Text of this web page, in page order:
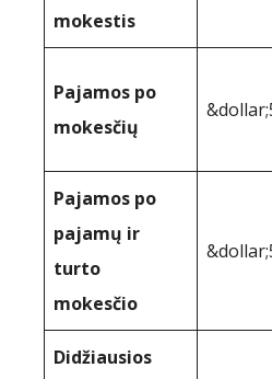
mokestis
Pajamos po
mokesčių
Pajamos po
pajamų ir
turto
mokesčio
Didžiausios